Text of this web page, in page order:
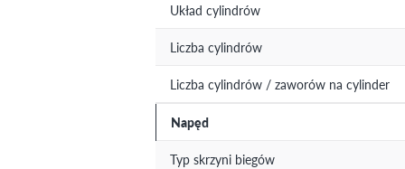
Układ cylindrów
Liczba cylindrów
Liczba cylindrów / zaworów na cylinder
Napęd
Typ skrzyni biegów